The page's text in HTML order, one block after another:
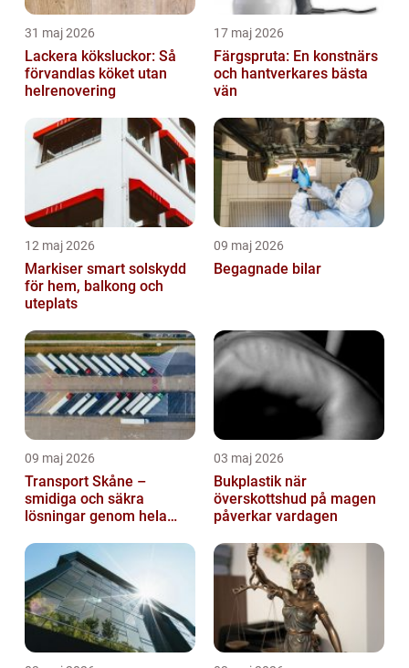
31 maj 2026
Lackera köksluckor: Så
förvandlas köket utan
helrenovering
17 maj 2026
Färgspruta: En konstnärs
och hantverkares bästa
vän
12 maj 2026
Markiser smart solskydd
för hem, balkong och
uteplats
09 maj 2026
Begagnade bilar
09 maj 2026
Transport Skåne –
smidiga och säkra
lösningar genom hela
03 maj 2026
Bukplastik när
överskottshud på magen
påverkar vardagen